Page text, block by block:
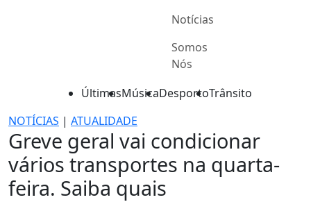
Notícias
Somos
Nós
ÚltimasMúsicaDesportoTrânsito
NOTÍCIAS | ATUALIDADE
Greve geral vai condicionar
vários transportes na quarta-
feira. Saiba quais